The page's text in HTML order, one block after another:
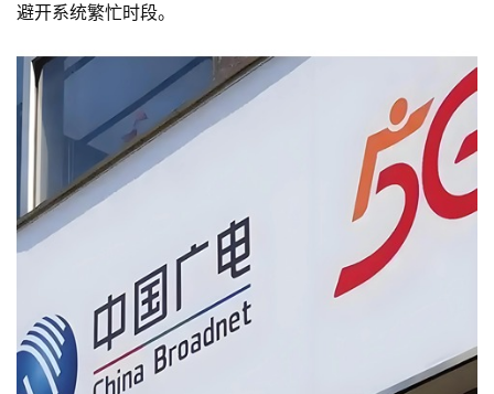
首
避开系统繁忙时段。